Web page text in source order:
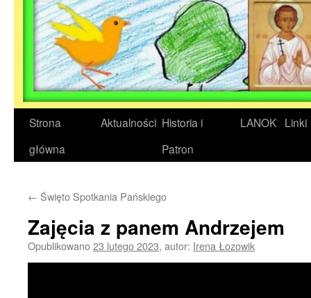
Strona
główna
Aktualności Historia i
Patron
LANOK Linki
← Święto Spotkania Pańskiego
Zajęcia z panem Andrzejem
Opublikowano23 lutego 2023, autor: Irena Łozowik